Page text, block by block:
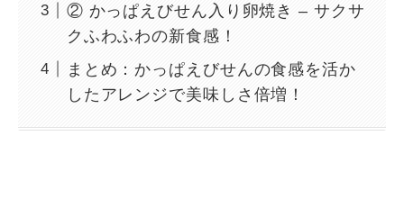
② かっぱえびせん入り卵焼き – サクサ
クふわふわの新食感！
まとめ：かっぱえびせんの食感を活か
したアレンジで美味しさ倍増！